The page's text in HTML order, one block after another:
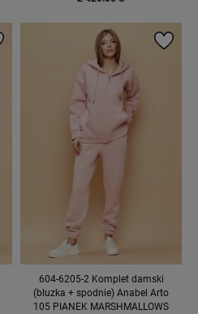
604-6205-2 Komplet damski
(bluzka + spodnie) Anabel Arto
105 PIANEK MARSHMALLOWS